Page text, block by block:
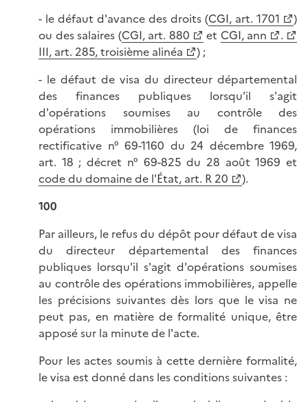
- le défaut d'avance des droits (CGI, art. 1701
)
ou des salaires (CGI, art. 880 et CGI, ann
.
III, art. 285, troisième alinéa
) ;
- le défaut de visa du directeur départemental
des finances publiques lorsqu'il s'agit
d'opérations soumises au contrôle des
opérations immobilières (loi de finances
rectificative n° 69-1160 du 24 décembre 1969,
art. 18 ; décret n° 69-825 du 28 août 1969 et
code du domaine de l'État, art. R 20
).
100
Par ailleurs, le refus du dépôt pour défaut de visa
du directeur départemental des finances
publiques lorsqu'il s'agit d'opérations soumises
au contrôle des opérations immobilières, appelle
les précisions suivantes dès lors que le visa ne
peut pas, en matière de formalité unique, être
apposé sur la minute de l'acte.
Pour les actes soumis à cette dernière formalité,
le visa est donné dans les conditions suivantes :